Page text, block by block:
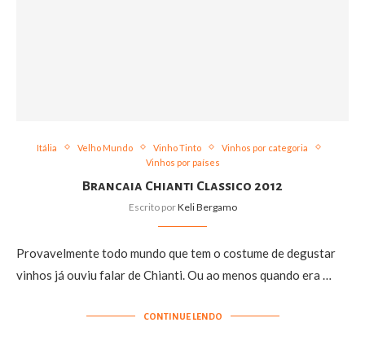
Itália Velho Mundo Vinho Tinto
Vinhos por categoria
Vinhos por países
Brancaia Chianti Classico 2012
Escrito porKeli Bergamo
Provavelmente todo mundo que tem o costume de degustar
vinhos já ouviu falar de Chianti. Ou ao menos quando era …
CONTINUE LENDO